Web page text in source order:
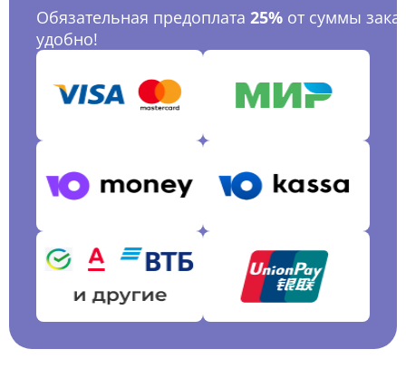
Обязательная предоплата 25% от суммы
удобно!